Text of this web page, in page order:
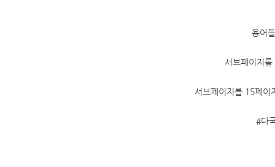
용어
서브페이지
서브페이지를 15페이
#다